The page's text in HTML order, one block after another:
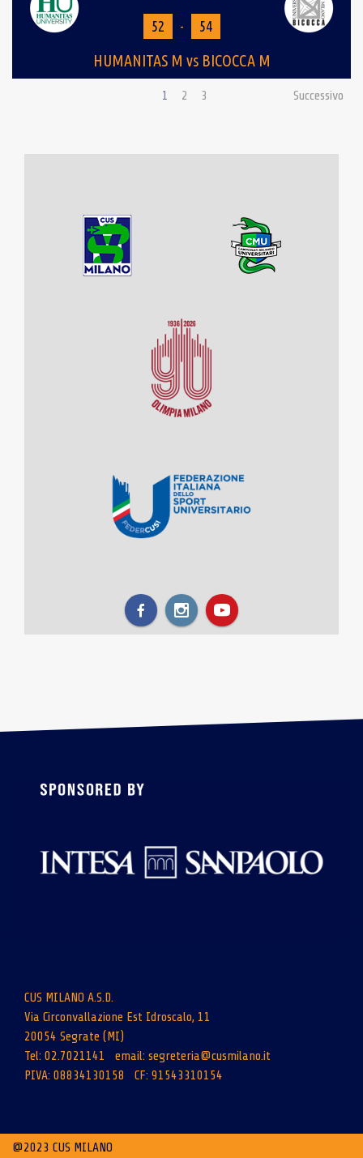
52 - 54
HUMANITAS M vs BICOCCA M
1 2 3 Successivo
CUS MILANO A.S.D.
Via Circonvallazione Est Idroscalo, 11
20054 Segrate (MI)
Tel: 02.7021141 email: segreteria@cusmilano.it
PIVA: 08834130158 CF: 91543310154
@2023 CUS MILANO